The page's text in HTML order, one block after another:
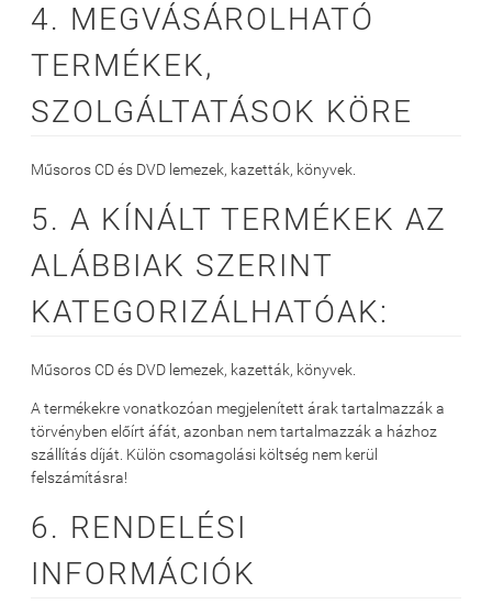
4. MEGVÁSÁROLHATÓ
TERMÉKEK,
SZOLGÁLTATÁSOK KÖRE
Műsoros CD és DVD lemezek, kazetták, könyvek.
5. A KÍNÁLT TERMÉKEK AZ
ALÁBBIAK SZERINT
KATEGORIZÁLHATÓAK:
Műsoros CD és DVD lemezek, kazetták, könyvek.
A termékekre vonatkozóan megjelenített árak tartalmazzák a
törvényben előírt áfát, azonban nem tartalmazzák a házhoz
szállítás díját. Külön csomagolási költség nem kerül
felszámításra!
6. RENDELÉSI
INFORMÁCIÓK